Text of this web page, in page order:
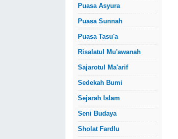
Puasa Asyura
Puasa Sunnah
Puasa Tasu'a
Risalatul Mu'awanah
Sajarotul Ma'arif
Sedekah Bumi
Sejarah Islam
Seni Budaya
Sholat Fardlu